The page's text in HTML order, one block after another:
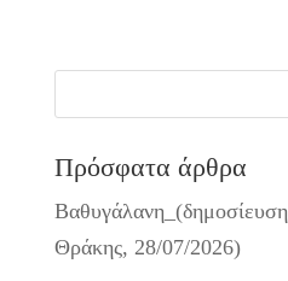
Πρόσφατα άρθρα
Θράκης, 28/07/2026)